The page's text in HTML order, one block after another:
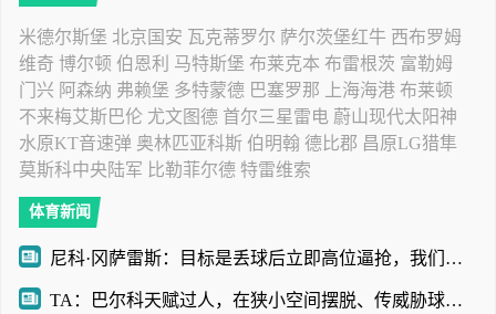
米德尔斯堡 北京国安 瓦克蒂罗尔 萨尔茨堡红牛 西布罗姆
维奇 博尔顿 伯恩利 马特斯堡 布莱克本 布雷根茨 富勒姆
门兴 阿森纳 弗赖堡 多特蒙德 巴塞罗那 上海海港 布莱顿
不来梅艾斯巴伦 尤文图德 首尔三星雷电 蔚山现代太阳神
水原KT音速弹 奥林匹亚科斯 伯明翰 德比郡 昌原LG猎隼
莫斯科中央陆军 比勒菲尔德 特雷维索
体育新闻
尼科·冈萨雷斯：目标是丢球后立即高位逼抢，我们取得了明显成果
TA：巴尔科天赋过人，在狭小空间摆脱、传威胁球能力极其突出